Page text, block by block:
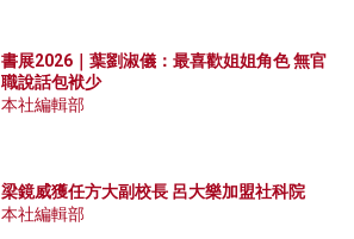
書展2026｜葉劉淑儀：最喜歡姐姐角色 無官
職說話包袱少
本社編輯部
梁鏡威獲任方大副校長 呂大樂加盟社科院
本社編輯部